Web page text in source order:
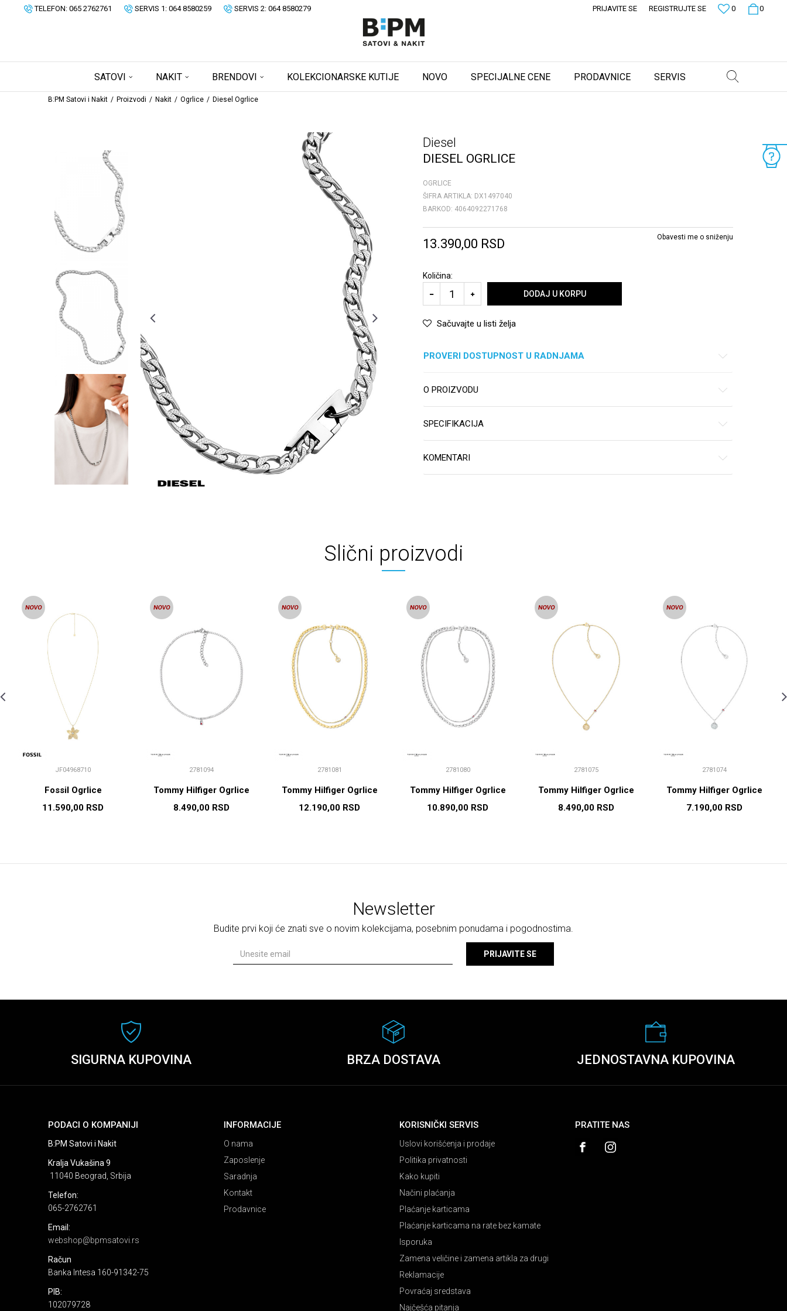
TELEFON: 065 2762761 SERVIS 1: 064 8580259 SERVIS 2: 064 8580279 0
0
PRIJAVITE SE REGISTRUJTE SE
SATOVI NAKIT BRENDOVI KOLEKCIONARSKE KUTIJE NOVO SPECIJALNE CENE PRODAVNICE SERVIS
B:PM Satovi i Nakit Proizvodi Nakit Ogrlice Diesel Ogrlice
Diesel
DIESEL OGRLICE
OGRLICE
ŠIFRA ARTIKLA: DX1497040
BARKOD: 4064092271768
13.390,00 RSD Obavesti me o sniženju
Količina:
DODAJ U KORPU
Sačuvajte u listi želja
PROVERI DOSTUPNOST U RADNJAMA
O PROIZVODU
SPECIFIKACIJA
KOMENTARI
Slični proizvodi
JF04968710
Fossil Ogrlice
11.590,00 RSD
2781094
Tommy Hilfiger Ogrlice
8.490,00 RSD
2781081
Tommy Hilfiger Ogrlice
12.190,00 RSD
2781080
Tommy Hilfiger Ogrlice
10.890,00 RSD
2781075
Tommy Hilfiger Ogrlice
8.490,00 RSD
2781074
Tommy Hilfiger Ogrlice
7.190,00 RSD
Newsletter
Budite prvi koji će znati sve o novim kolekcijama, posebnim ponudama i pogodnostima.
PRIJAVITE SE
SIGURNA KUPOVINA BRZA DOSTAVA JEDNOSTAVNA KUPOVINA
PODACI O KOMPANIJI
B:PM Satovi i Nakit
Kralja Vukašina 9
11040 Beograd, Srbija
Telefon:
065-2762761
Email:
webshop@bpmsatovi.rs
Račun
Banka Intesa 160-91342-75
PIB:
102079728
INFORMACIJE
O nama
Zaposlenje
Saradnja
Kontakt
Prodavnice
KORISNIČKI SERVIS
Uslovi korišćenja i prodaje
Politika privatnosti
Kako kupiti
Načini plaćanja
Plaćanje karticama
Plaćanje karticama na rate bez kamate
Isporuka
Zamena veličine i zamena artikla za drugi
Reklamacije
Povraćaj sredstava
Najčešća pitanja
PRATITE NAS